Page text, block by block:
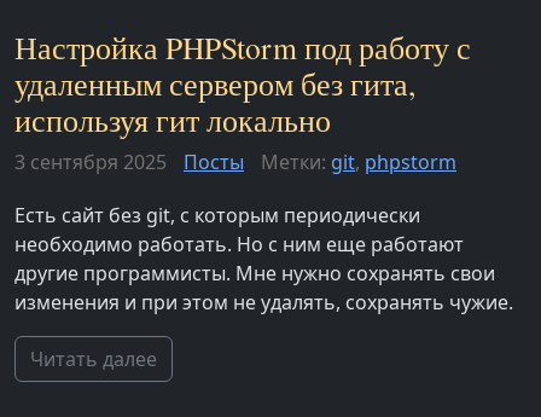
Настройка PHPStorm под работу с
удаленным сервером без гита,
используя гит локально
3 сентября 2025 Посты Метки: git, phpstorm
Есть сайт без git, с которым периодически
необходимо работать. Но с ним еще работают
другие программисты. Мне нужно сохранять свои
изменения и при этом не удалять, сохранять чужие.
Читать далее